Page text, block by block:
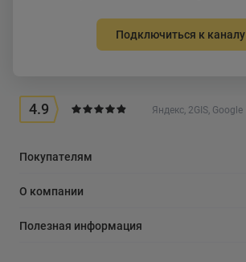
Подключиться к каналу
4.9 Яндекс, 2GIS, Google
Покупателям
О компании
Полезная информация